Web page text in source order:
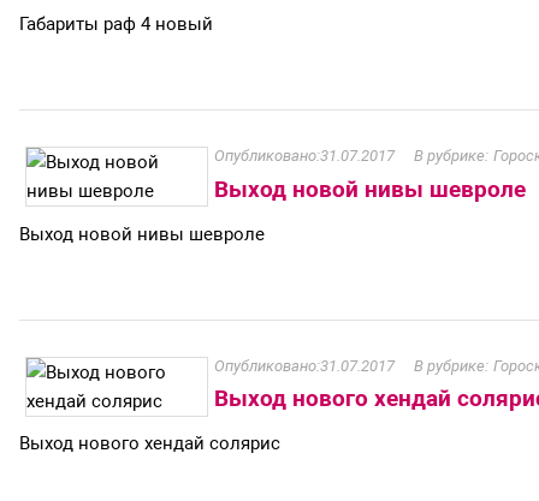
Габариты раф 4 новый
31.07.2017
Выход новой нивы шевроле
Выход новой нивы шевроле
31.07.2017
Выход нового хендай
Выход нового хендай солярис